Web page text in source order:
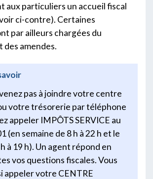
aux particuliers un accueil fiscal
ci-contre). Certaines
par ailleurs chargées du
amendes.
pas à joindre votre centre
votre trésorerie par téléphone
appeler IMPÔTS SERVICE au
(en semaine de 8 h à 22 h et le
à 19 h). Un agent répond en
vos questions fiscales. Vous
appeler votre CENTRE